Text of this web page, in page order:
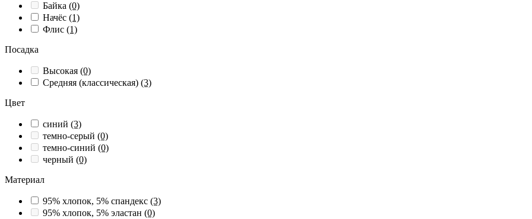
Байка (0)
Начёс (1)
Флис (1)
Посадка
Высокая (0)
Средняя (классическая) (3)
Цвет
синий (3)
темно-серый (0)
темно-синий (0)
черный (0)
Материал
95% хлопок, 5% спандекс (3)
95% хлопок, 5% эластан (0)